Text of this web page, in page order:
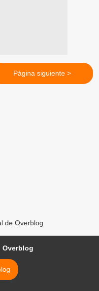
Página siguiente >
de Overblog
Overblog